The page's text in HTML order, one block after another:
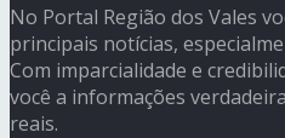
No Portal Região dos Vales
principais notícias,
Com imparcialidade e
você a informações
reais.